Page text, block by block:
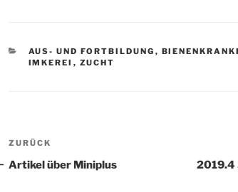
KATEGORIEN
AUS- UND FORTBILDUNG ,
IMKEREI , ZUCHT
Beitragsnavigation
Vorheriger
Beitrag
ZURÜCK
Artikel über Miniplus 2019.4